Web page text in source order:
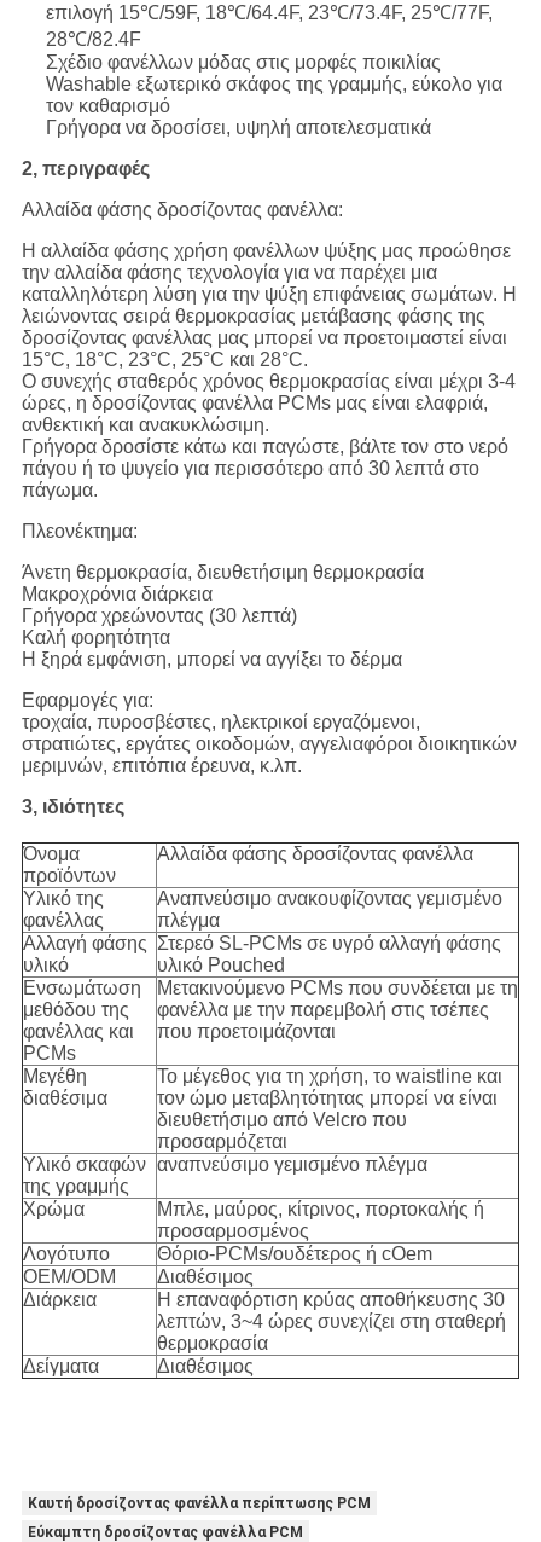
επιλογή 15℃/59F, 18℃/64.4F, 23℃/73.4F, 25℃/77F,
28℃/82.4F
Σχέδιο φανέλλων μόδας στις μορφές ποικιλίας
Washable εξωτερικό σκάφος της γραμμής, εύκολο για
τον καθαρισμό
Γρήγορα να δροσίσει, υψηλή αποτελεσματικά
2, περιγραφές
Αλλαίδα φάσης δροσίζοντας φανέλλα:
Η αλλαίδα φάσης χρήση φανέλλων ψύξης μας προώθησε
την αλλαίδα φάσης τεχνολογία για να παρέχει μια
καταλληλότερη λύση για την ψύξη επιφάνειας σωμάτων. Η
λειώνοντας σειρά θερμοκρασίας μετάβασης φάσης της
δροσίζοντας φανέλλας μας μπορεί να προετοιμαστεί είναι
15°C, 18°C, 23°C, 25°C και 28°C.
Ο συνεχής σταθερός χρόνος θερμοκρασίας είναι μέχρι 3-4
ώρες, η δροσίζοντας φανέλλα PCMs μας είναι ελαφριά,
ανθεκτική και ανακυκλώσιμη.
Γρήγορα δροσίστε κάτω και παγώστε, βάλτε τον στο νερό
πάγου ή το ψυγείο για περισσότερο από 30 λεπτά στο
πάγωμα.
Πλεονέκτημα:
Άνετη θερμοκρασία, διευθετήσιμη θερμοκρασία
Μακροχρόνια διάρκεια
Γρήγορα χρεώνοντας (30 λεπτά)
Καλή φορητότητα
Η ξηρά εμφάνιση, μπορεί να αγγίξει το δέρμα
Εφαρμογές για:
τροχαία, πυροσβέστες, ηλεκτρικοί εργαζόμενοι,
στρατιώτες, εργάτες οικοδομών, αγγελιαφόροι διοικητικών
μεριμνών, επιτόπια έρευνα, κ.λπ.
3, ιδιότητες
Όνομα
προϊόντων
Αλλαίδα φάσης δροσίζοντας φανέλλα
Υλικό της
φανέλλας
Αναπνεύσιμο ανακουφίζοντας γεμισμένο
πλέγμα
Αλλαγή φάσης
υλικό
Στερεό SL-PCMs σε υγρό αλλαγή φάσης
υλικό Pouched
Ενσωμάτωση
μεθόδου της
φανέλλας και
PCMs
Μετακινούμενο PCMs που συνδέεται με τη
φανέλλα με την παρεμβολή στις τσέπες
που προετοιμάζονται
Μεγέθη
διαθέσιμα
Το μέγεθος για τη χρήση, το waistline και
τον ώμο μεταβλητότητας μπορεί να είναι
διευθετήσιμο από Velcro που
προσαρμόζεται
Υλικό σκαφών
της γραμμής
αναπνεύσιμο γεμισμένο πλέγμα
Χρώμα
Μπλε, μαύρος, κίτρινος, πορτοκαλής ή
προσαρμοσμένος
Λογότυπο
Θόριο-PCMs/ουδέτερος ή cOem
OEM/ODM
Διαθέσιμος
Διάρκεια
Η επαναφόρτιση κρύας αποθήκευσης 30
λεπτών, 3~4 ώρες συνεχίζει στη σταθερή
θερμοκρασία
Δείγματα
Διαθέσιμος
Καυτή δροσίζοντας φανέλλα περίπτωσης PCM
Εύκαμπτη δροσίζοντας φανέλλα PCM